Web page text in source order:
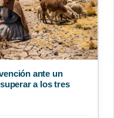
ante un
a los tres